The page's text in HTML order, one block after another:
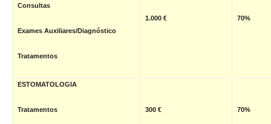
Consultas
Exames Auxiliares/Diagnóstico
Tratamentos
1.000 € 70%
ESTOMATOLOGIA
Tratamentos 300 € 70%